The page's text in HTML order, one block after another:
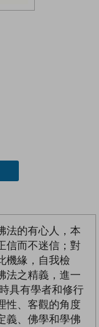
法的有心人，本
信而不迷信；對
機緣，自我檢
法之精義，進一
具有學者和修行
性、客觀的角度
義、佛學和學佛